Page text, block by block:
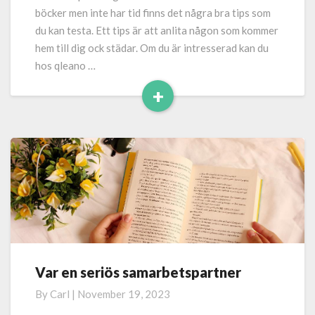
till
att
läsa
böcker men inte har tid finns det några bra tips som
du kan testa. Ett tips är att anlita någon som kommer
hem till dig ock städar. Om du är intresserad kan du
hos qleano …
+
Read
Var
seriös
Var en seriös samarbetspartner
By Carl | November 19, 2023